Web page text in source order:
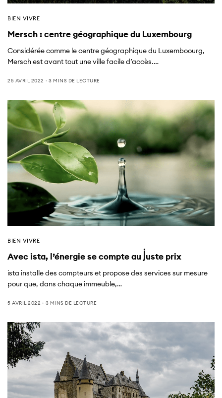
BIEN VIVRE
Mersch : centre géographique du Luxembourg
Considérée comme le centre géographique du Luxemboourg,
Mersch est avant tout une ville facile d’accès.…
25 AVRIL 2022 3 MINS DE LECTURE
BIEN VIVRE
Avec ista, l’énergie se compte au juste prix
ista installe des compteurs et propose des services sur mesure
pour que, dans chaque immeuble,…
5 AVRIL 2022 3 MINS DE LECTURE